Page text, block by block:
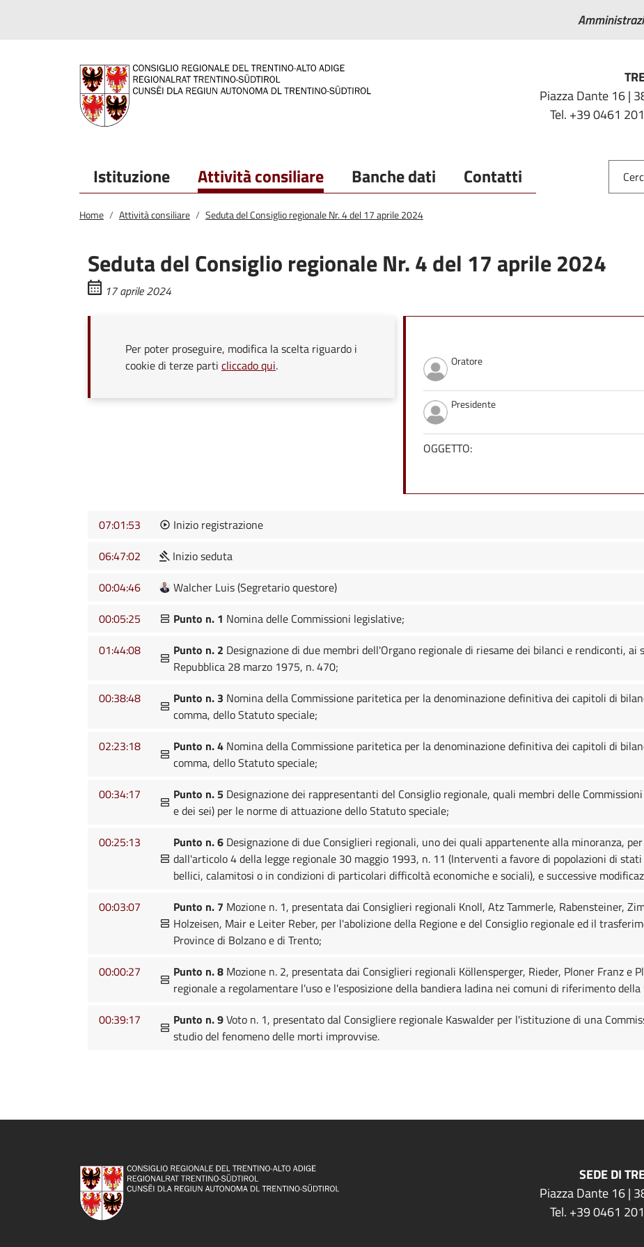
Piazza Dante 16 |
Tel. +39 0461
Istituzione Attività consiliare Banche dati Contatti
Home Attività consiliare Seduta del Consiglio regionale Nr. 4 del 17 aprile 2024
Seduta del Consiglio regionale Nr. 4 del 17 aprile 2024
17 aprile 2024
Per poter proseguire, modifica la scelta riguardo i
cookie di terze parti cliccado qui. Oratore
Presidente
OGGETTO:
07:01:53
Inizio registrazione
06:47:02
Inizio seduta
00:04:46
Walcher Luis (Segretario questore)
00:05:25
Punto n. 1 Nomina delle Commissioni legislative;
01:44:08
Punto n. 2 Designazione di due membri dell'Organo regionale di riesame dei bilanci e rendiconti, ai
Repubblica 28 marzo 1975, n. 470;
00:38:48
Punto n. 3 Nomina della Commissione paritetica per la denominazione definitiva dei capitoli di
comma, dello Statuto speciale;
02:23:18
Punto n. 4 Nomina della Commissione paritetica per la denominazione definitiva dei capitoli di
comma, dello Statuto speciale;
00:34:17
Punto n. 5 Designazione dei rappresentanti del Consiglio regionale, quali membri delle
e dei sei) per le norme di attuazione dello Statuto speciale;
00:25:13
Punto n. 6 Designazione di due Consiglieri regionali, uno dei quali appartenente alla minoranza,
dall'articolo 4 della legge regionale 30 maggio 1993, n. 11 (Interventi a favore di popolazioni di
bellici, calamitosi o in condizioni di particolari difficoltà economiche e sociali), e successive
00:03:07
Punto n. 7 Mozione n. 1, presentata dai Consiglieri regionali Knoll, Atz Tammerle, Rabensteiner,
Holzeisen, Mair e Leiter Reber, per l'abolizione della Regione e del Consiglio regionale ed il
Province di Bolzano e di Trento;
00:00:27
Punto n. 8 Mozione n. 2, presentata dai Consiglieri regionali Köllensperger, Rieder, Ploner Franz e
regionale a regolamentare l'uso e l'esposizione della bandiera ladina nei comuni di riferimento
00:39:17
Punto n. 9Voto n. 1, presentato dal Consigliere regionale Kaswalder per l'istituzione di una
studio del fenomeno delle morti improvvise.
SEDE DI
Piazza Dante 16 |
Tel. +39 0461